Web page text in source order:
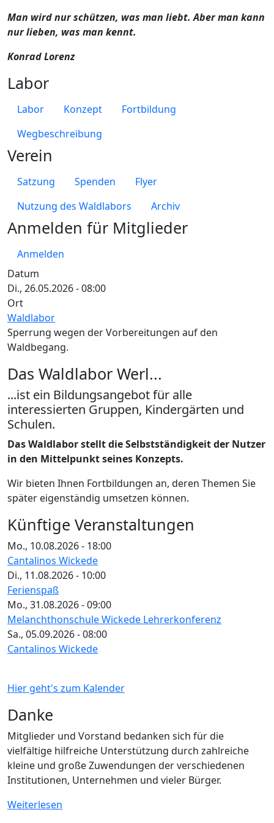
Datum
Di., 26.05.2026 - 08:00
Ort
Waldlabor
Sperrung wegen der Vorbereitungen auf den
Waldbegang.
Man wird nur schützen, was man liebt. Aber man kann
nur lieben, was man kennt.
Konrad Lorenz
Labor
Labor Konzept
Fortbildung
Wegbeschreibung
Verein
Satzung Spenden
Flyer
Nutzung des Waldlabors
Archiv
Anmelden für Mitglieder
Anmelden
Das Waldlabor Werl...
...ist ein Bildungsangebot für alle
interessierten Gruppen, Kindergärten und
Schulen.
Das Waldlabor stellt die Selbstständigkeit der Nutzer
in den Mittelpunkt seines Konzepts.
Wir bieten Ihnen Fortbildungen an, deren Themen Sie
später eigenständig umsetzen können.
Künftige Veranstaltungen
Mo., 10.08.2026 - 18:00
Cantalinos Wickede
Di., 11.08.2026 - 10:00
Ferienspaß
Mo., 31.08.2026 - 09:00
Melanchthonschule Wickede Lehrerkonferenz
Sa., 05.09.2026 - 08:00
Cantalinos Wickede
Hier geht's zum Kalender
Danke
Mitglieder und Vorstand bedanken sich für die
vielfältige hilfreiche Unterstützung durch zahlreiche
kleine und große Zuwendungen der verschiedenen
Institutionen, Unternehmen und vieler Bürger.
Weiterlesen